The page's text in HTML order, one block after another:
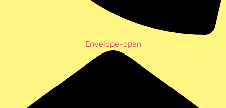
Envelope-open